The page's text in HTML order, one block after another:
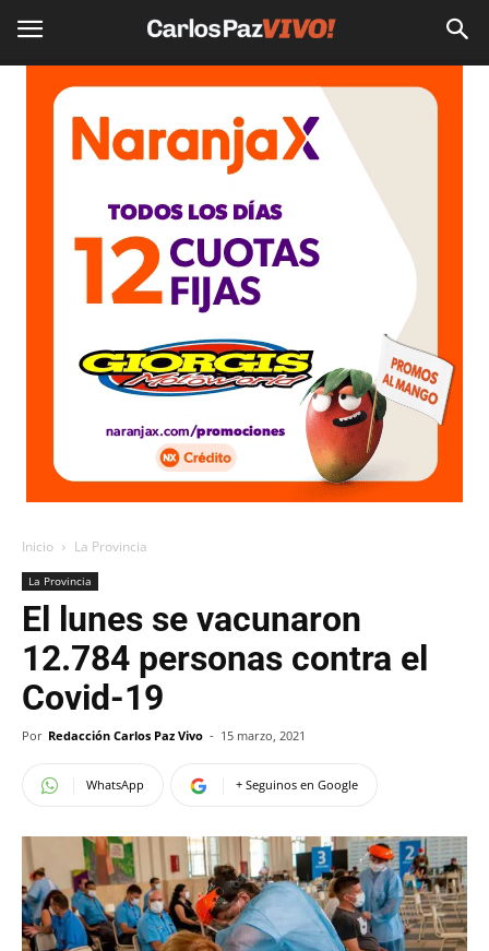
Inicio La Provincia
La Provincia
El lunes se vacunaron
12.784 personas contra el
Covid-19
Por Redacción Carlos Paz Vivo - 15 marzo, 2021
WhatsApp + Seguinos en Google